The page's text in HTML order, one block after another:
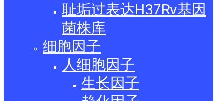
耻垢过表达H37Rv基因
菌株库
细胞因子
人细胞因子
生长因子